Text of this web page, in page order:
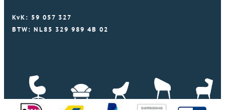
KvK: 59 057 327
BTW: NL85 329 989 4B 02